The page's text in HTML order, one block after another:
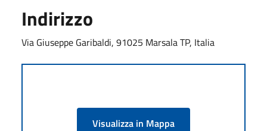
Indirizzo
Via Giuseppe Garibaldi, 91025 Marsala TP, Italia
Visualizza in Mappa